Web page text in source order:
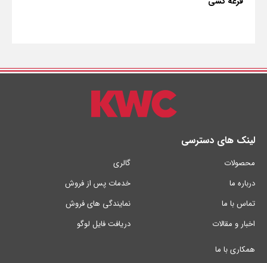
لینک های دسترسی
محصولات
درباره ما
تماس با ما
اخبار و مقالات
گالری
خدمات پس از فروش
نمایندگی های فروش
دریافت فایل لوگو
همکاری با ما